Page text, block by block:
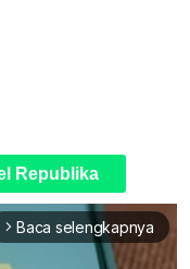
Republika
arrow_forward_ios Baca selengkapnya